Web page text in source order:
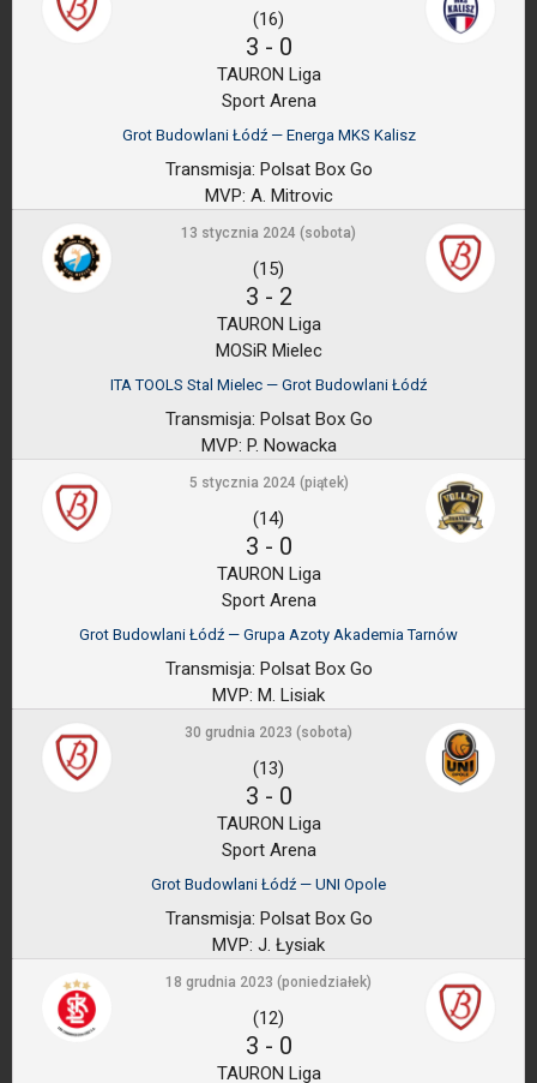
(16)
3 - 0
TAURON Liga
Sport Arena
Grot Budowlani Łódź — Energa MKS Kalisz
Transmisja: Polsat Box Go
MVP: A. Mitrovic
13 stycznia 2024 (sobota)
(15)
3 - 2
TAURON Liga
MOSiR Mielec
ITA TOOLS Stal Mielec — Grot Budowlani Łódź
Transmisja: Polsat Box Go
MVP: P. Nowacka
5 stycznia 2024 (piątek)
(14)
3 - 0
TAURON Liga
Sport Arena
Grot Budowlani Łódź — Grupa Azoty Akademia Tarnów
Transmisja: Polsat Box Go
MVP: M. Lisiak
30 grudnia 2023 (sobota)
(13)
3 - 0
TAURON Liga
Sport Arena
Grot Budowlani Łódź — UNI Opole
Transmisja: Polsat Box Go
MVP: J. Łysiak
18 grudnia 2023 (poniedziałek)
(12)
3 - 0
TAURON Liga